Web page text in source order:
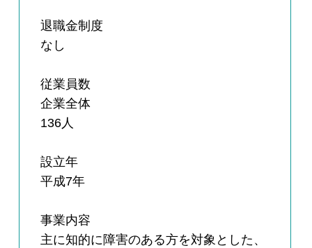
退職金制度
なし
従業員数
企業全体
136人
設立年
平成7年
事業内容
主に知的に障害のある方を対象とした、